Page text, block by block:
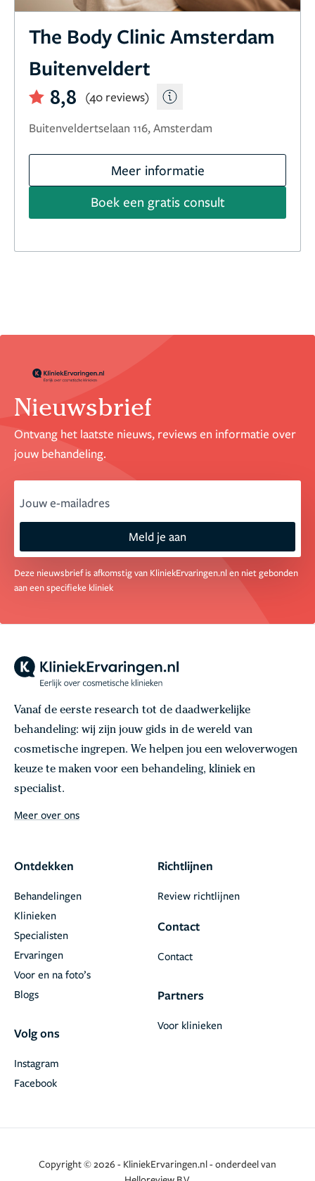
The Body Clinic Amsterdam
Buitenveldert
8,8
(40 reviews)
Buitenveldertselaan 116, Amsterdam
Meer informatie
Boek een gratis consult
Nieuwsbrief
Ontvang het laatste nieuws, reviews en informatie over
jouw behandeling.
Meld je aan
Deze nieuwsbrief is afkomstig van KliniekErvaringen.nl en niet gebonden
aan een specifieke kliniek
Vanaf de eerste research tot de daadwerkelijke
behandeling: wij zijn jouw gids in de wereld van
cosmetische ingrepen. We helpen jou een weloverwogen
keuze te maken voor een behandeling, kliniek en
specialist.
Meer over ons
Ontdekken
Behandelingen
Klinieken
Specialisten
Ervaringen
Voor en na foto’s
Blogs
Volg ons
Facebook
Instagram
Richtlijnen
Review richtlijnen
Contact
Contact
Partners
Voor klinieken
Copyright © 2026 - KliniekErvaringen.nl - onderdeel van